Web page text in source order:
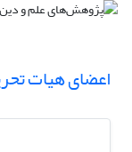
اعضای هیات